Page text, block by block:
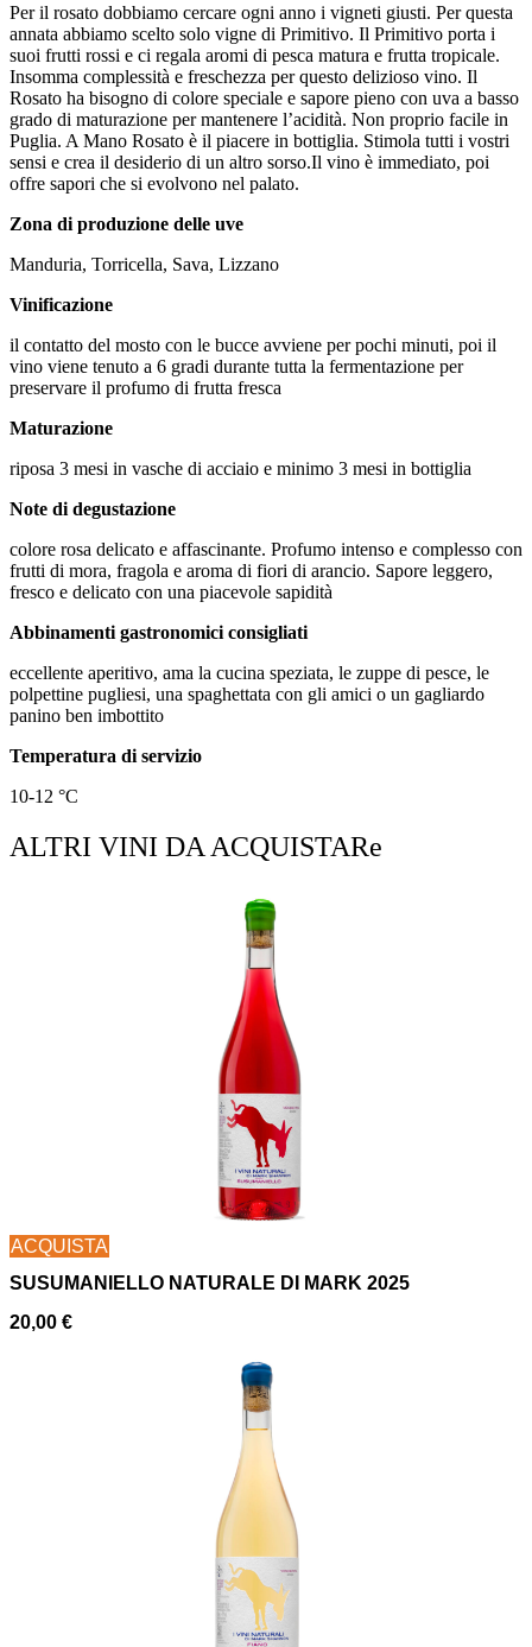
Per il rosato dobbiamo cercare ogni anno i vigneti giusti. Per questa
annata abbiamo scelto solo vigne di Primitivo. Il Primitivo porta i
suoi frutti rossi e ci regala aromi di pesca matura e frutta tropicale.
Insomma complessità e freschezza per questo delizioso vino. Il
Rosato ha bisogno di colore speciale e sapore pieno con uva a basso
grado di maturazione per mantenere l’acidità. Non proprio facile in
Puglia. A Mano Rosato è il piacere in bottiglia. Stimola tutti i vostri
sensi e crea il desiderio di un altro sorso.Il vino è immediato, poi
offre sapori che si evolvono nel palato.
Zona di produzione delle uve
Manduria, Torricella, Sava, Lizzano
Vinificazione
il contatto del mosto con le bucce avviene per pochi minuti, poi il
vino viene tenuto a 6 gradi durante tutta la fermentazione per
preservare il profumo di frutta fresca
Maturazione
riposa 3 mesi in vasche di acciaio e minimo 3 mesi in bottiglia
Note di degustazione
colore rosa delicato e affascinante. Profumo intenso e complesso con
frutti di mora, fragola e aroma di fiori di arancio. Sapore leggero,
fresco e delicato con una piacevole sapidità
Abbinamenti gastronomici consigliati
eccellente aperitivo, ama la cucina speziata, le zuppe di pesce, le
polpettine pugliesi, una spaghettata con gli amici o un gagliardo
panino ben imbottito
Temperatura di servizio
10-12 °C
ALTRI VINI DA ACQUISTARe
ACQUISTA
SUSUMANIELLO NATURALE DI MARK 2025
20,00 €